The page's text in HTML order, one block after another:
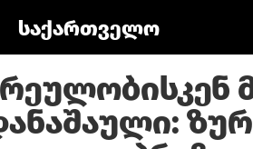
საქართველო